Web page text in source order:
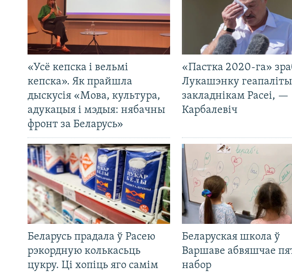
«Усё кепска і вельмі
кепска». Як прайшла
дыскусія «Мова, культура,
адукацыя і мэдыя: нябачны
фронт за Беларусь»
«Пастка 2020-га»
Лукашэнку
закладнікам Расеі, —
Карбалевіч
Беларусь прадала ў Расею
рэкордную колькасьць
цукру. Ці хопіць яго самім
Беларуская школа ў
Варшаве абвяшчае
набор